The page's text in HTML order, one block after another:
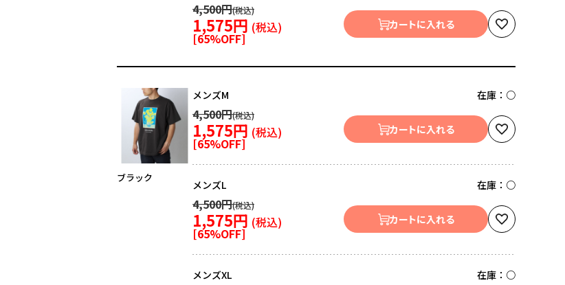
4,500円
1,575円
[65%OFF]
カートに入れる
ブラック
メンズM 在庫： ○
4,500円
1,575円
[65%OFF]
カートに入れる
メンズL 在庫： ○
4,500円
1,575円
[65%OFF]
カートに入れる
メンズXL 在庫： ○